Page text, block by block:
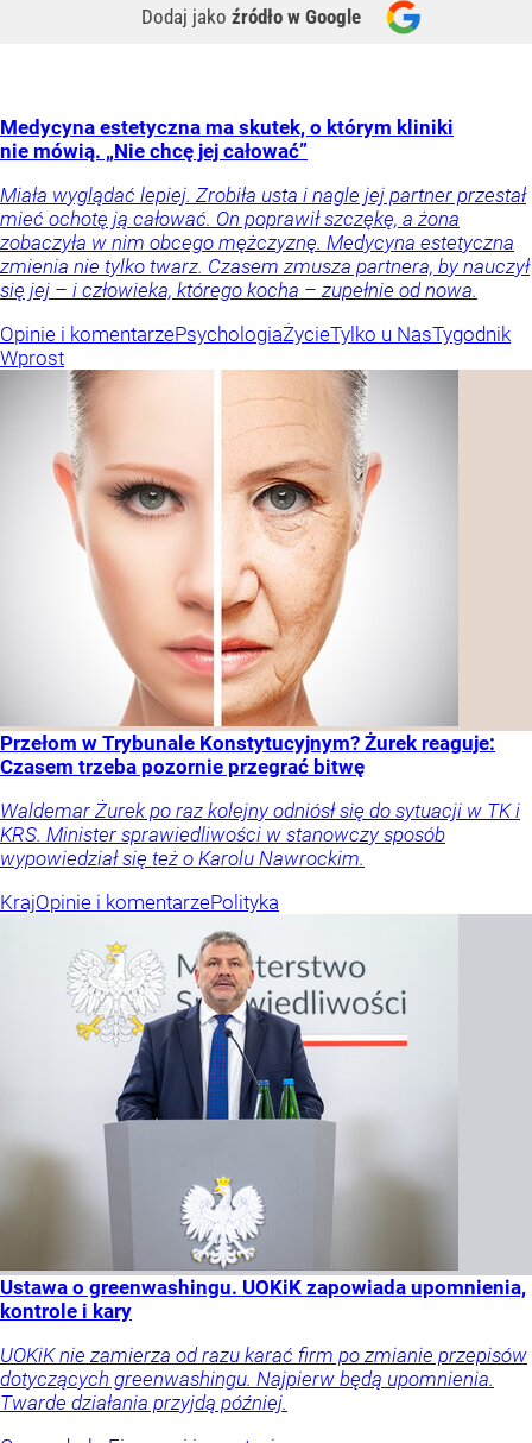
Dodaj jako źródło w Google
Medycyna estetyczna ma skutek, o którym kliniki
nie mówią. „Nie chcę jej całować”
Miała wyglądać lepiej. Zrobiła usta i nagle jej partner przestał
mieć ochotę ją całować. On poprawił szczękę, a żona
zobaczyła w nim obcego mężczyznę. Medycyna estetyczna
zmienia nie tylko twarz. Czasem zmusza partnera, by nauczył
się jej – i człowieka, którego kocha – zupełnie od nowa.
Opinie i komentarzePsychologiaŻycieTylko u NasTygodnik
Wprost
Przełom w Trybunale Konstytucyjnym? Żurek reaguje:
Czasem trzeba pozornie przegrać bitwę
Waldemar Żurek po raz kolejny odniósł się do sytuacji w TK i
KRS. Minister sprawiedliwości w stanowczy sposób
wypowiedział się też o Karolu Nawrockim.
KrajOpinie i komentarzePolityka
Ustawa o greenwashingu. UOKiK zapowiada upomnienia,
kontrole i kary
UOKiK nie zamierza od razu karać firm po zmianie przepisów
dotyczących greenwashingu. Najpierw będą upomnienia.
Twarde działania przyjdą później.